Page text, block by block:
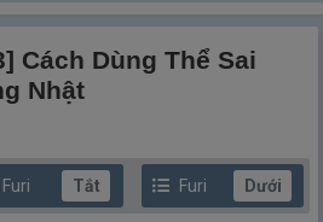
Cách Dùng Thể Sai
Nhật
Furi Tắt Furi Dưới